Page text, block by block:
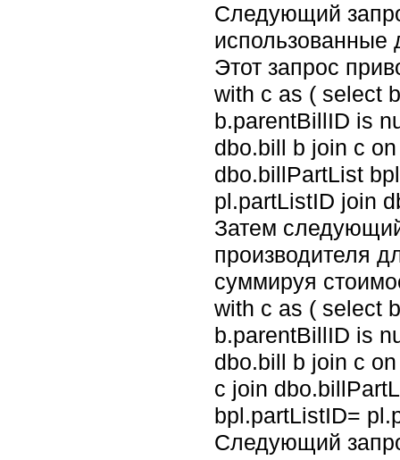
Следующий
использованные
Этот запрос
with c as ( select
b.parentBillID is
dbo.bill b join c
dbo.billPartList
pl.partListID join
Затем
производителя
суммируя
with c as ( select
b.parentBillID is
dbo.bill b join c
c join
bpl.partListID=
Следующий